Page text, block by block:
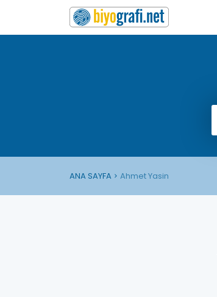
ANA SAYFA Ahmet Yasin